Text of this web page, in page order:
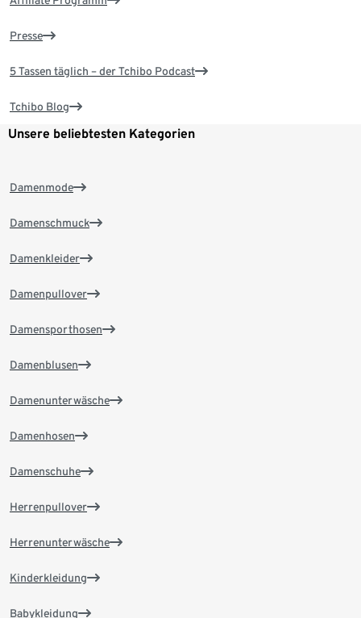
Presse
5 Tassen täglich – der Tchibo Podcast
Tchibo Blog
Unsere beliebtesten Kategorien
Damenmode
Damenschmuck
Damenkleider
Damenpullover
Damensporthosen
Damenblusen
Damenunterwäsche
Damenhosen
Damenschuhe
Herrenpullover
Herrenunterwäsche
Kinderkleidung
Babykleidung